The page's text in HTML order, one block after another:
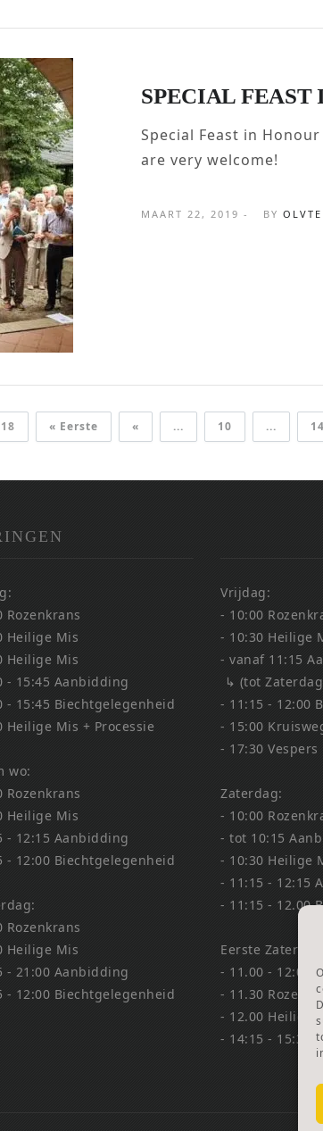
SPECIAL FEAST
Special Feast in
are very welcome!
MAART 22, 2019 - BY
« Eerste « ... 10 ... 14
Rozenkrans
Heilige Mis
Heilige Mis
- 15:45 Aanbidding
- 15:45 Biechtgelegenheid
Heilige Mis + Processie
wo:
Rozenkrans
Heilige Mis
- 12:15 Aanbidding
- 12:00 Biechtgelegenheid
Rozenkrans
Heilige Mis
- 21:00 Aanbidding
- 12:00 Biechtgelegenheid
Vrijdag:
- 10:00
- 10:30 Heilige
- vanaf 11:15
↳ (tot
- 11:15 - 12:00
- 15:00
- 17:30 Vespers
Zaterdag:
- 10:00
- tot 10:15
- 10:30 Heilige
- 11:15 - 12:15
- 11:15 - 12.00
Eerste Zaterdag
- 11.00 - 12:00
- 11.30
- 12.00 Heilige
- 14:15 - 15:30